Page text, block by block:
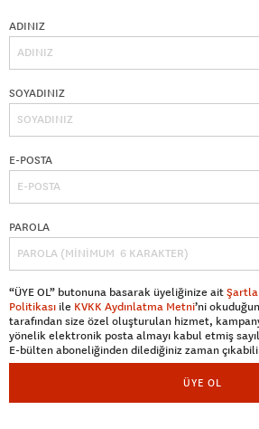
ADINIZ
SOYADINIZ
E-POSTA
PAROLA
“ÜYE OL” butonuna basarak üyeliğinize ait
Politikası ile KVKK Aydınlatma Metni’ni
tarafından size özel oluşturulan hizmet,
yönelik elektronik posta almayı kabul etmiş
E-bülten aboneliğinden dilediğiniz zaman
ÜYE OL